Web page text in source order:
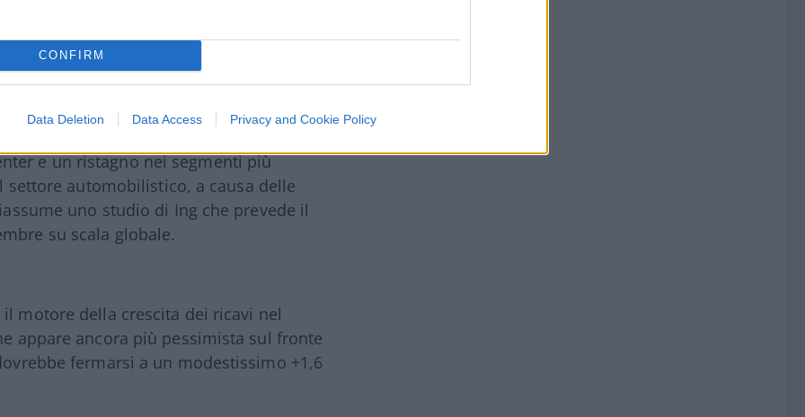
CONFIRM
Data Deletion Data Access Privacy and Cookie Policy
funzionare con un numero
si traduca, oltre che in una
compressione dei prezzi.
con una forte crescita nei segmenti
e un ristagno nei segmenti più
automobilistico, a causa delle
uno studio di Ing che prevede il
su scala globale.
motore della crescita dei ricavi nel
appare ancora più pessimista sul fronte
fermarsi a un modestissimo +1,6